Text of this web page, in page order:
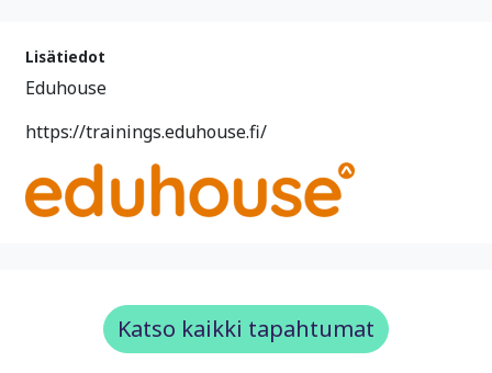
Lisätiedot
Eduhouse
https://trainings.eduhouse.fi/
Katso kaikki tapahtumat